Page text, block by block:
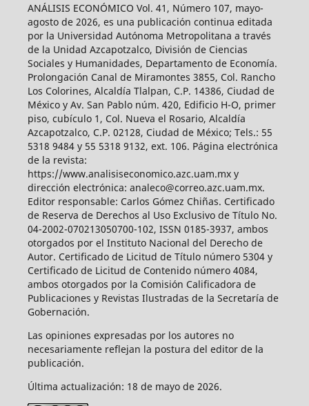
ANÁLISIS ECONÓMICO Vol. 41, Número 107, mayo-
agosto de 2026, es una publicación continua editada
por la Universidad Autónoma Metropolitana a través
de la Unidad Azcapotzalco, División de Ciencias
Sociales y Humanidades, Departamento de Economía.
Prolongación Canal de Miramontes 3855, Col. Rancho
Los Colorines, Alcaldía Tlalpan, C.P. 14386, Ciudad de
México y Av. San Pablo núm. 420, Edificio H-O, primer
piso, cubículo 1, Col. Nueva el Rosario, Alcaldía
Azcapotzalco, C.P. 02128, Ciudad de México; Tels.: 55
5318 9484 y 55 5318 9132, ext. 106. Página electrónica
de la revista:
https://www.analisiseconomico.azc.uam.mx y
dirección electrónica: analeco@correo.azc.uam.mx.
Editor responsable: Carlos Gómez Chiñas. Certificado
de Reserva de Derechos al Uso Exclusivo de Título No.
04-2002-070213050700-102, ISSN 0185-3937, ambos
otorgados por el Instituto Nacional del Derecho de
Autor. Certificado de Licitud de Título número 5304 y
Certificado de Licitud de Contenido número 4084,
ambos otorgados por la Comisión Calificadora de
Publicaciones y Revistas Ilustradas de la Secretaría de
Gobernación.
Las opiniones expresadas por los autores no
necesariamente reflejan la postura del editor de la
publicación.
Última actualización: 18 de mayo de 2026.